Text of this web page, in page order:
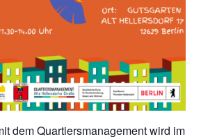
dem Quartiersmanagement wird im